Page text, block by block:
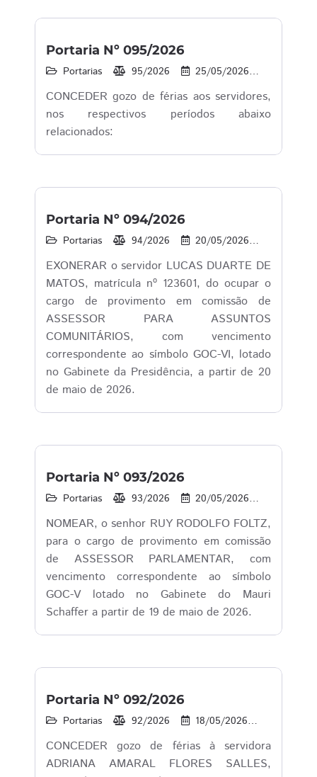
Portaria Nº 095/2026
Portarias 95/2026 25/05/2026
CONCEDER gozo de férias aos servidores,
nos respectivos períodos abaixo
relacionados:
Portaria Nº 094/2026
Portarias 94/2026 20/05/2026
EXONERAR o servidor LUCAS DUARTE DE
MATOS, matrícula nº 123601, do ocupar o
cargo de provimento em comissão de
ASSESSOR PARA ASSUNTOS
COMUNITÁRIOS, com vencimento
correspondente ao símbolo GOC-VI, lotado
no Gabinete da Presidência, a partir de 20
de maio de 2026.
Portaria Nº 093/2026
Portarias 93/2026 20/05/2026
NOMEAR, o senhor RUY RODOLFO FOLTZ,
para o cargo de provimento em comissão
de ASSESSOR PARLAMENTAR, com
vencimento correspondente ao símbolo
GOC-V lotado no Gabinete do Mauri
Schaffer a partir de 19 de maio de 2026.
Portaria Nº 092/2026
Portarias 92/2026 18/05/2026
CONCEDER gozo de férias à servidora
ADRIANA AMARAL FLORES SALLES,